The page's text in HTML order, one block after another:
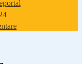
zu
WhatsApp-